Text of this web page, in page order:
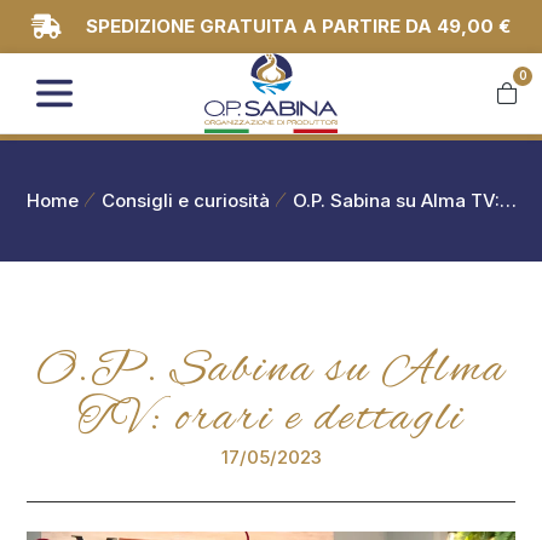
SPEDIZIONE GRATUITA A PARTIRE DA 49,00 €
0
You are here:
Home Consigli e curiosità O.P. Sabina su Alma TV:…
O.P. Sabina su Alma
TV: orari e dettagli
17/05/2023